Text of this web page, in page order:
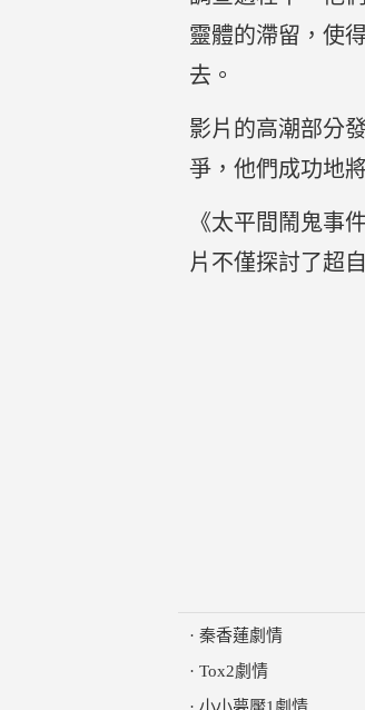
靈體的滯留，使
去。
影片的高潮部分
爭，他們成功地
《太平間鬧鬼事
片不僅探討了超
· 秦香蓮劇情
· Tox2劇情